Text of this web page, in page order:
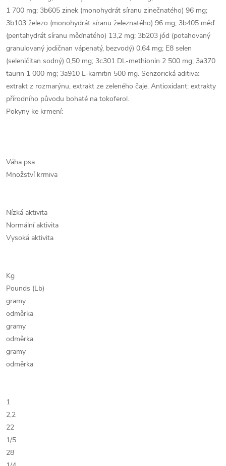
1 700 mg; 3b605 zinek (monohydrát síranu zinečnatého) 96 mg;
3b103 železo (monohydrát síranu železnatého) 96 mg; 3b405 měď
(pentahydrát síranu měďnatého) 13,2 mg; 3b203 jód (potahovaný
granulovaný jodičnan vápenatý, bezvodý) 0,64 mg; E8 selen
(seleničitan sodný) 0,50 mg; 3c301 DL-methionin 2 500 mg; 3a370
taurin 1 000 mg; 3a910 L-karnitin 500 mg. Senzorická aditiva:
extrakt z rozmarýnu, extrakt ze zeleného čaje. Antioxidant: extrakty
přírodního původu bohaté na tokoferol.
Pokyny ke krmení:
Váha psa
Množství krmiva
Nízká aktivita
Normální aktivita
Vysoká aktivita
Kg
Pounds (Lb)
gramy
odměrka
gramy
odměrka
gramy
odměrka
1
2,2
22
1/5
28